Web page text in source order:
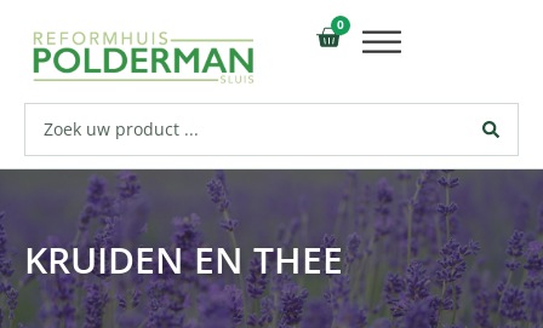
0
KRUIDEN EN THEE